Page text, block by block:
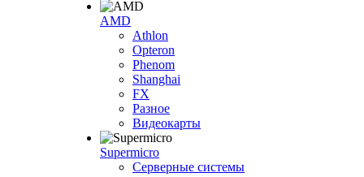
AMD
Athlon
Opteron
Phenom
Shanghai
FX
Разное
Видеокарты
Supermicro
Серверные системы